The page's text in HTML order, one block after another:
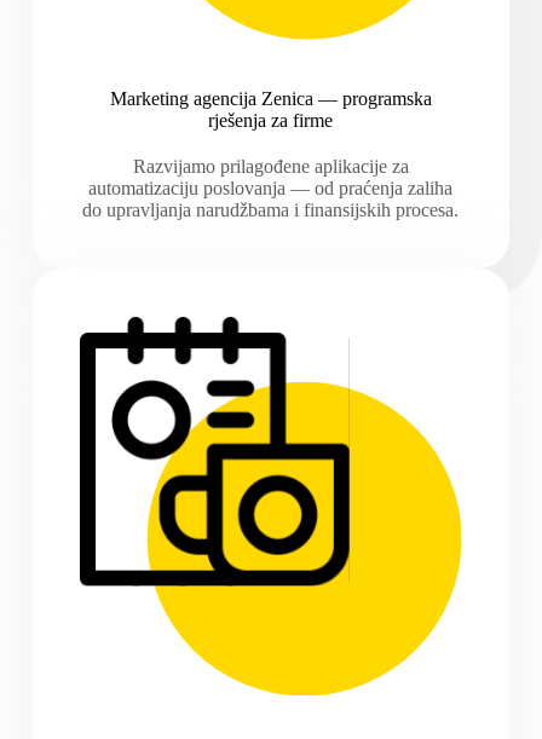
Marketing agencija Zenica — programska
rješenja za firme
Razvijamo prilagođene aplikacije za
automatizaciju poslovanja — od praćenja zaliha
do upravljanja narudžbama i finansijskih procesa.